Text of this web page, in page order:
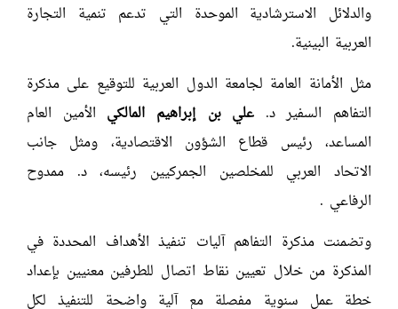
والدلائل الاسترشادية الموحدة التي تدعم تنمية التجارة
العربية البينية.
مثل الأمانة العامة لجامعة الدول العربية للتوقيع على مذكرة
التفاهم السفير د. علي بن إبراهيم المالكي الأمين العام
المساعد، رئيس قطاع الشؤون الاقتصادية، ومثل جانب
الاتحاد العربي للمخلصين الجمركيين رئيسه، د. ممدوح
الرفاعي .
وتضمنت مذكرة التفاهم آليات تنفيذ الأهداف المحددة في
المذكرة من خلال تعيين نقاط اتصال للطرفين معنيين بإعداد
خطة عمل سنوية مفصلة مع آلية واضحة للتنفيذ لكل